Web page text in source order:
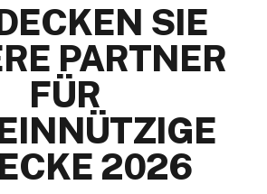
SIE
PARTNER
FÜR
2026